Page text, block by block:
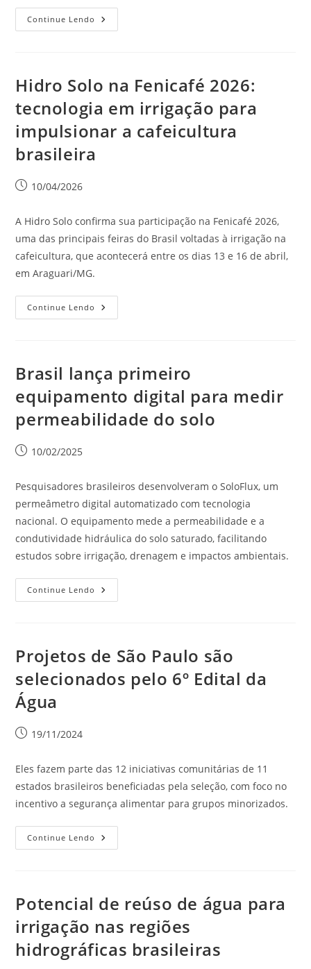
Continue Lendo
Hidro Solo na Fenicafé 2026:
tecnologia em irrigação para
impulsionar a cafeicultura
brasileira
10/04/2026
A Hidro Solo confirma sua participação na Fenicafé 2026,
uma das principais feiras do Brasil voltadas à irrigação na
cafeicultura, que acontecerá entre os dias 13 e 16 de abril,
em Araguari/MG.
Continue Lendo
Brasil lança primeiro
equipamento digital para medir
permeabilidade do solo
10/02/2025
Pesquisadores brasileiros desenvolveram o SoloFlux, um
permeâmetro digital automatizado com tecnologia
nacional. O equipamento mede a permeabilidade e a
condutividade hidráulica do solo saturado, facilitando
estudos sobre irrigação, drenagem e impactos ambientais.
Continue Lendo
Projetos de São Paulo são
selecionados pelo 6º Edital da
Água
19/11/2024
Eles fazem parte das 12 iniciativas comunitárias de 11
estados brasileiros beneficiadas pela seleção, com foco no
incentivo a segurança alimentar para grupos minorizados.
Continue Lendo
Potencial de reúso de água para
irrigação nas regiões
hidrográficas brasileiras